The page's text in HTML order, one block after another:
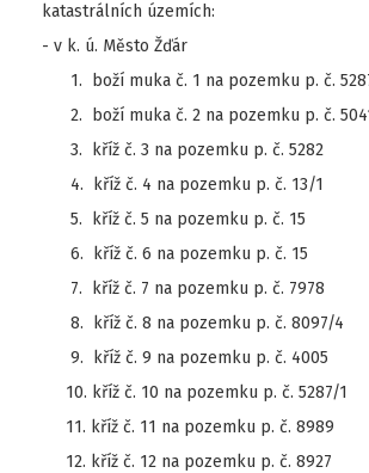
katastrálních územích:
- v k. ú. Město Žďár
1. boží muka č. 1 na pozemku p. č.
2. boží muka č. 2 na pozemku p. č.
3. kříž č. 3 na pozemku p. č. 5282
4. kříž č. 4 na pozemku p. č. 13/1
5. kříž č. 5 na pozemku p. č. 15
6. kříž č. 6 na pozemku p. č. 15
7. kříž č. 7 na pozemku p. č. 7978
8. kříž č. 8 na pozemku p. č. 8097/4
9. kříž č. 9 na pozemku p. č. 4005
10. kříž č. 10 na pozemku p. č. 5287/1
11. kříž č. 11 na pozemku p. č. 8989
12. kříž č. 12 na pozemku p. č. 8927